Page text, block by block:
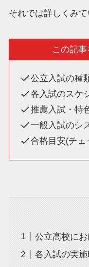
それでは詳しくみて
この記
公立入試の種
各入試のスケ
推薦入試・特
一般入試のシ
合格目安(チェ
公立高校に
各入試の実施